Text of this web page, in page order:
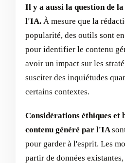
Il y a aussi la question de
l'IA. À mesure que la
popularité, des outils sont
pour identifier le contenu
avoir un impact sur les
susciter des inquiétudes
certains contextes.
Considérations éthiques et
contenu généré par l'IA
pour garder à l'esprit. Les
partir de données